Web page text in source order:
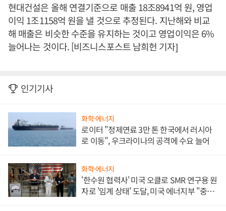
현대건설은 올해 연결기준으로 매출 18조8941억 원, 영업
이익 1조1158억 원을 낼 것으로 추정된다. 지난해와 비교
해 매출은 비슷한 수준을 유지하는 것이고 영업이익은 6%
늘어나는 것이다. [비즈니스포스트 남희헌 기자]
인기기사
화학·에너지
로이터 "정제연료 3만 톤 한국에서 러시아
로 이동", 우크라이나의 공격에 수요 늘어
화학·에너지
'한수원 협력사' 미국 오클로 SMR 연구용 원
자로 '임계 상태' 도달, 미국 에너지부 "중요